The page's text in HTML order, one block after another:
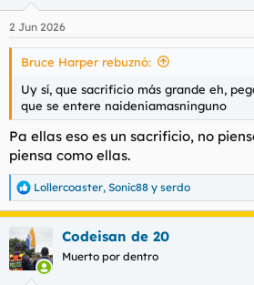
e
s
2 Jun 2026
Bruce Harper rebuznó:
Uy sí, que sacrificio más grande eh,
que se entere naideniamasninguno
Pa ellas eso es un sacrificio, no
piensa como ellas.
R
e
a
c
c
i
Lollercoaster, Sonic88 y serdo
Codeisan de 20
Muerto por dentro